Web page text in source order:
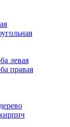
левая
правая